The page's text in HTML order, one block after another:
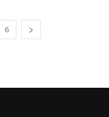
6